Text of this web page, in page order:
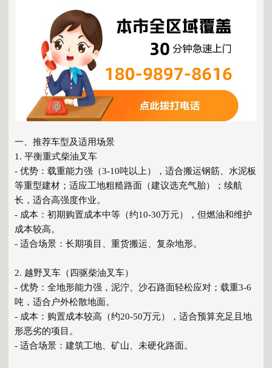
一、推荐车型及适用场景
1. 平衡重式柴油叉车
- 优势：载重能力强（3-10吨以上），适合搬运钢筋、水泥板
等重型建材；适应工地粗糙路面（建议选充气胎）；续航
长，适合高强度作业。
- 成本：初期购置成本中等（约10-30万元），但燃油和维护
成本较高。
- 适合场景：长期项目、重货搬运、复杂地形。
2. 越野叉车（四驱柴油叉车）
- 优势：全地形能力强，泥泞、沙石路面轻松应对；载重3-6
吨，适合户外松散地面。
- 成本：购置成本较高（约20-50万元），适合预算充足且地
形恶劣的项目。
- 适合场景：建筑工地、矿山、未硬化路面。